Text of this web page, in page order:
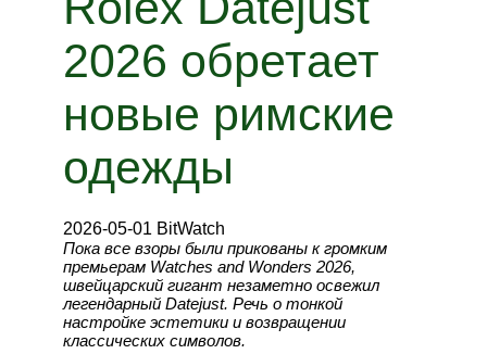
2026 обретает
новые римские
одежды
2026-05-01 BitWatch
Пока все взоры были прикованы к громким
премьерам Watches and Wonders 2026,
швейцарский гигант незаметно освежил
легендарный Datejust. Речь о тонкой
настройке эстетики и возвращении
классических символов.